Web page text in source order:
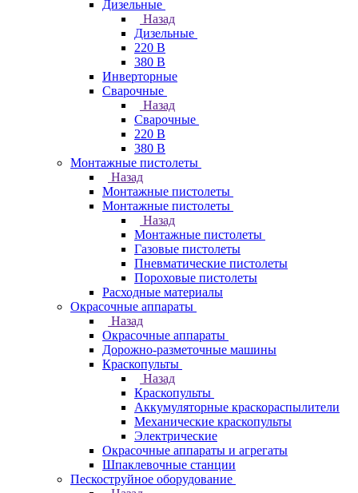
Дизельные
Назад
Дизельные
220 В
380 В
Инверторные
Сварочные
Назад
Сварочные
220 В
380 В
Монтажные пистолеты
Назад
Монтажные пистолеты
Монтажные пистолеты
Назад
Монтажные пистолеты
Газовые пистолеты
Пневматические пистолеты
Пороховые пистолеты
Расходные материалы
Окрасочные аппараты
Назад
Окрасочные аппараты
Дорожно-разметочные машины
Краскопульты
Назад
Краскопульты
Аккумуляторные краскораспылители
Механические краскопульты
Электрические
Окрасочные аппараты и агрегаты
Шпаклевочные станции
Пескоструйное оборудование